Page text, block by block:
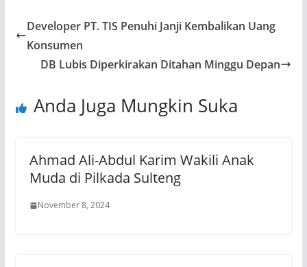
Developer PT. TIS Penuhi Janji Kembalikan Uang
Konsumen
DB Lubis Diperkirakan Ditahan Minggu Depan
Anda Juga Mungkin Suka
Ahmad Ali-Abdul Karim Wakili Anak
Muda di Pilkada Sulteng
November 8, 2024